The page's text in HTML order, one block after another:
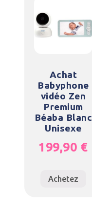
Achat
Babyphone
vidéo Zen
Premium
Béaba Blanc
Unisexe
199,90 €
Achetez